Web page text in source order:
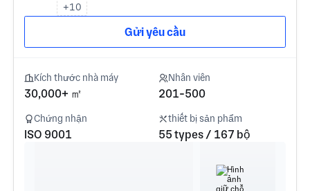
+10
Gửi yêu cầu
Kích thước nhà máy
30,000+ ㎡
Nhân viên
201-500
Chứng nhận
ISO 9001
thiết bị sản phẩm
55 types / 167 bộ